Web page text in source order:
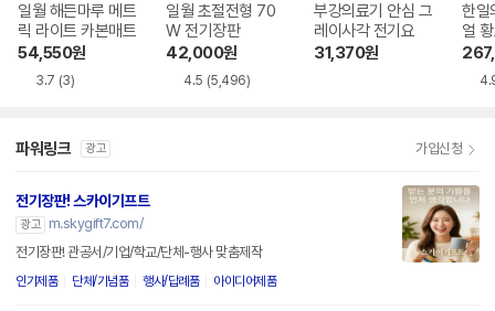
일월 해든마루 메트
릭 라이트 카본매트
54,550원
3.7 (3)
일월 초절전형 70
W 전기장판
42,000원
4.5 (5,496)
부강의료기 안심 그
레이사각 전기요
31,370원
한일
얼
HI
파워링크 광고 가입신청
전기장판! 스카이기프트
광고
m.skygift7.com/
전기장판! 관공서/기업/학교/단체-행사 맞춤제작
인기제품 단체/기념품 행사/답례품 아이디어제품